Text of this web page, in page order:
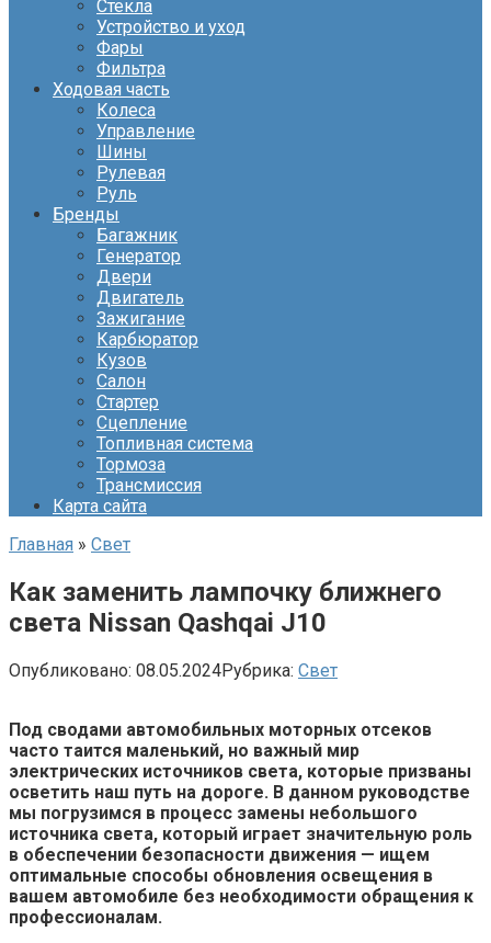
Стекла
Устройство и уход
Фары
Фильтра
Ходовая часть
Колеса
Управление
Шины
Рулевая
Руль
Бренды
Багажник
Генератор
Двери
Двигатель
Зажигание
Карбюратор
Кузов
Салон
Стартер
Сцепление
Топливная система
Тормоза
Трансмиссия
Карта сайта
Главная » Свет
Как заменить лампочку ближнего
света Nissan Qashqai J10
Опубликовано: 08.05.2024Рубрика: Свет
Под сводами автомобильных моторных отсеков
часто таится маленький, но важный мир
электрических источников света, которые призваны
осветить наш путь на дороге. В данном руководстве
мы погрузимся в процесс замены небольшого
источника света, который играет значительную роль
в обеспечении безопасности движения — ищем
оптимальные способы обновления освещения в
вашем автомобиле без необходимости обращения к
профессионалам.